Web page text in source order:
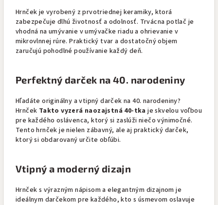
Hrnček je vyrobený z prvotriednej keramiky, ktorá
zabezpečuje dlhú životnosť a odolnosť. Trvácna potlač je
vhodná na umývanie v umývačke riadu a ohrievanie v
mikrovlnnej rúre. Praktický tvar a dostatočný objem
zaručujú pohodlné používanie každý deň.
Perfektný darček na 40. narodeniny
Hľadáte originálny a vtipný darček na 40. narodeniny?
Hrnček Takto vyzerá naozajstná 40-tka je skvelou voľbou
pre každého oslávenca, ktorý si zaslúži niečo výnimočné.
Tento hrnček je nielen zábavný, ale aj praktický darček,
ktorý si obdarovaný určite obľúbi.
Vtipný a moderný dizajn
Hrnček s výrazným nápisom a elegantným dizajnom je
ideálnym darčekom pre každého, kto s úsmevom oslavuje